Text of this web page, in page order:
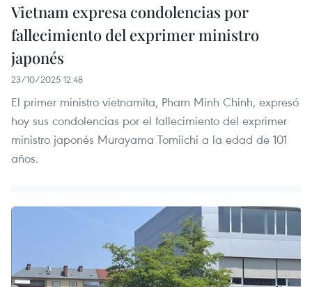
Vietnam expresa condolencias por
fallecimiento del exprimer ministro
japonés
23/10/2025 12:48
El primer ministro vietnamita, Pham Minh Chinh, expresó
hoy sus condolencias por el fallecimiento del exprimer
ministro japonés Murayama Tomiichi a la edad de 101
años.